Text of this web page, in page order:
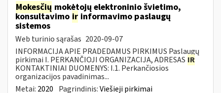
Mokesčių mokėtojų elektroninio švietimo,
konsultavimo ir informavimo paslaugų
sistemos
Web turinio sąrašas 2020-09-07
INFORMACIJA APIE PRADEDAMUS PIRKIMUS Paslaugų
pirkimai I. PERKANČIOJI ORGANIZACIJA, ADRESAS IR
KONTAKTINIAI DUOMENYS: I.1. Perkančiosios
organizacijos pavadinimas...
Metai: 2020 Pagrindinis:Viešieji pirkimai